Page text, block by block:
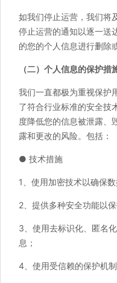
如我们停止运营，我们将
停止运营的通知以逐一送
的您的个人信息进行删除
（二）个人信息的保护措
我们一直都极为重视保护
了符合行业标准的安全技
度降低您的信息被泄露、
露和更改的风险。包括：
● 技术措施
1、使用加密技术以确保
2、提供多种安全功能以
3、使用去标识化、匿名
息；
4、使用受信赖的保护机